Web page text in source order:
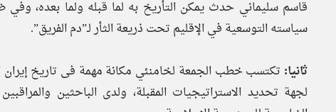
قاسم سليماني حدث يمكن التأريخ به لما قبله ولما بعده،
سياسته التوسعية في الإقليم تحت ذريعة الثأر لـ”دم الفريق”.
ثانيا: تكتسب خطب الجمعة لخامنئي مكانة مهمة فى تاريخ إيران
لجهة تحديد الاستراتيجيات المقبلة، ولدى الباحثين